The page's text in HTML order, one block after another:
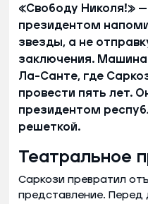
«Свободу Николя!»
президентом
звезды, а не
заключения.
Ла-Санте, где
провести пять лет.
президентом
решеткой.
Театральное
Саркози превратил
представление.